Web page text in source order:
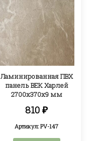
Ламинированная ПВХ
панель ВЕК Харлей
2700х370х9 мм
810₽
Артикул: PV-147